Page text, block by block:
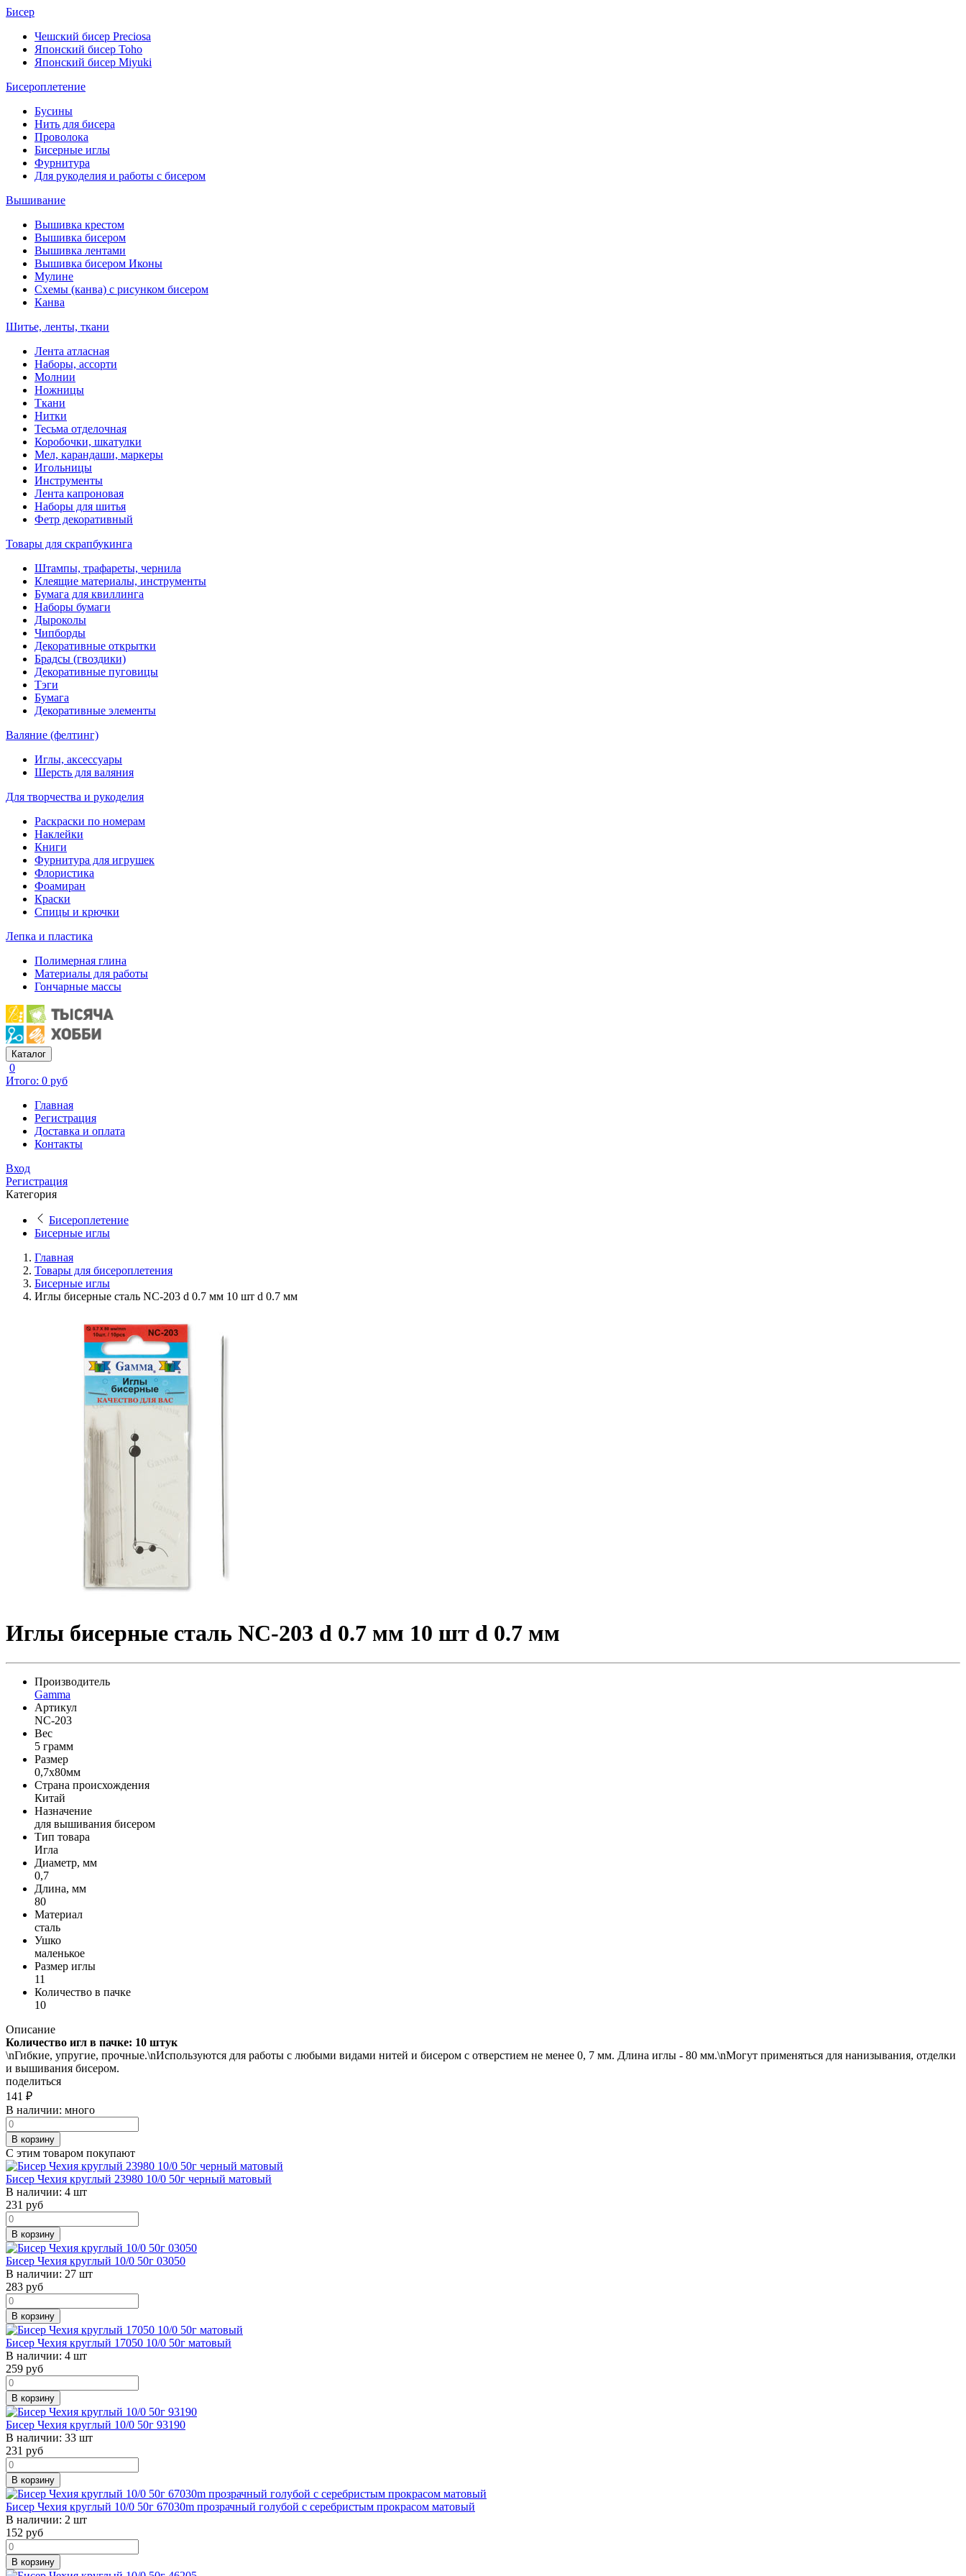
Бисер
Чешский бисер Preciosa
Японский бисер Toho
Японский бисер Miyuki
Бисероплетение
Бусины
Нить для бисера
Проволока
Бисерные иглы
Фурнитура
Для рукоделия и работы с бисером
Вышивание
Вышивка крестом
Вышивка бисером
Вышивка лентами
Вышивка бисером Иконы
Мулине
Схемы (канва) с рисунком бисером
Канва
Шитье, ленты, ткани
Лента атласная
Наборы, ассорти
Молнии
Ножницы
Ткани
Нитки
Тесьма отделочная
Коробочки, шкатулки
Мел, карандаши, маркеры
Игольницы
Инструменты
Лента капроновая
Наборы для шитья
Фетр декоративный
Товары для скрапбукинга
Штампы, трафареты, чернила
Клеящие материалы, инструменты
Бумага для квиллинга
Наборы бумаги
Дыроколы
Чипборды
Декоративные открытки
Брадсы (гвоздики)
Декоративные пуговицы
Тэги
Бумага
Декоративные элементы
Валяние (фелтинг)
Иглы, аксессуары
Шерсть для валяния
Для творчества и рукоделия
Раскраски по номерам
Наклейки
Книги
Фурнитура для игрушек
Флористика
Фоамиран
Краски
Спицы и крючки
Лепка и пластика
Полимерная глина
Материалы для работы
Гончарные массы
Каталог
0
Итого: 0 руб
Главная
Регистрация
Доставка и оплата
Контакты
Вход
Регистрация
Категория
Бисероплетение
Бисерные иглы
Главная
Товары для бисероплетения
Бисерные иглы
Иглы бисерные сталь NC-203 d 0.7 мм 10 шт d 0.7 мм
Иглы бисерные сталь NC-203 d 0.7 мм 10 шт d 0.7 мм
Производитель
Gamma
Артикул
NC-203
Вес
5 грамм
Размер
0,7x80мм
Страна происхождения
Китай
Назначение
для вышивания бисером
Тип товара
Игла
Диаметр, мм
0,7
Длина, мм
80
Материал
сталь
Ушко
маленькое
Размер иглы
11
Количество в пачке
10
Описание
Количество игл в пачке: 10 штук
\nГибкие, упругие, прочные.\nИспользуются для работы с любыми видами нитей и бисером с отверстием не менее 0, 7 мм. Длина иглы - 80 мм.\nМогут применяться для нанизывания, отделки
и вышивания бисером.
поделиться
141 ₽
В наличии: много
В корзину
С этим товаром покупают
Бисер Чехия круглый 23980 10/0 50г черный матовый
В наличии: 4 шт
231 руб
В корзину
Бисер Чехия круглый 10/0 50г 03050
В наличии: 27 шт
283 руб
В корзину
Бисер Чехия круглый 17050 10/0 50г матовый
В наличии: 4 шт
259 руб
В корзину
Бисер Чехия круглый 10/0 50г 93190
В наличии: 33 шт
231 руб
В корзину
Бисер Чехия круглый 10/0 50г 67030m прозрачный голубой с серебристым прокрасом матовый
В наличии: 2 шт
152 руб
В корзину